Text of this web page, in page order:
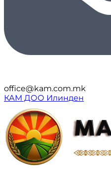
office@kam.com.mk
КАМ ДОО Илинден